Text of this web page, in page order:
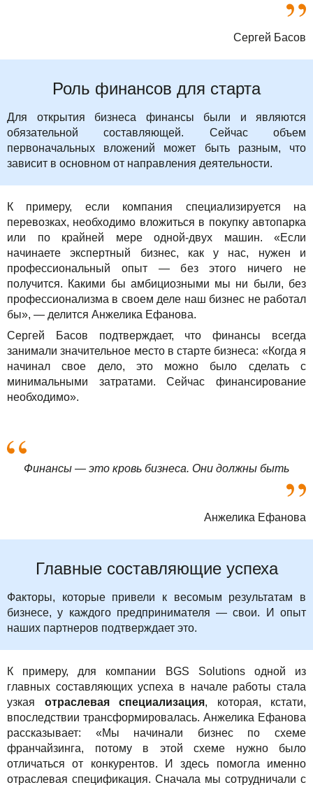
Сергей Басов
Роль финансов для старта
Для открытия бизнеса финансы были и являются
обязательной составляющей. Сейчас объем
первоначальных вложений может быть разным, что
зависит в основном от направления деятельности.
К примеру, если компания специализируется на
перевозках, необходимо вложиться в покупку автопарка
или по крайней мере одной-двух машин. «Если
начинаете экспертный бизнес, как у нас, нужен и
профессиональный опыт — без этого ничего не
получится. Какими бы амбициозными мы ни были, без
профессионализма в своем деле наш бизнес не работал
бы», — делится Анжелика Ефанова.
Сергей Басов подтверждает, что финансы всегда
занимали значительное место в старте бизнеса: «Когда я
начинал свое дело, это можно было сделать с
минимальными затратами. Сейчас финансирование
необходимо».
Финансы — это кровь бизнеса. Они должны быть
Анжелика Ефанова
Главные составляющие успеха
Факторы, которые привели к весомым результатам в
бизнесе, у каждого предпринимателя — свои. И опыт
наших партнеров подтверждает это.
К примеру, для компании BGS Solutions одной из
главных составляющих успеха в начале работы стала
узкая отраслевая специализация, которая, кстати,
впоследствии трансформировалась. Анжелика Ефанова
рассказывает: «Мы начинали бизнес по схеме
франчайзинга, потому в этой схеме нужно было
отличаться от конкурентов. И здесь помогла именно
отраслевая спецификация. Сначала мы сотрудничали с